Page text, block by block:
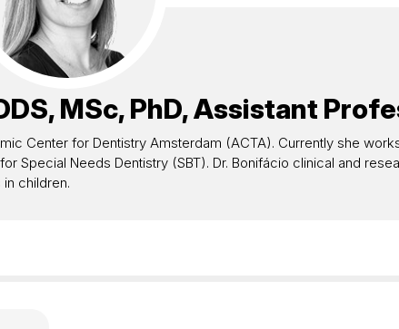
MSc, PhD, Assistant
Center for Dentistry Amsterdam (ACTA). Currently she
Special Needs Dentistry (SBT). Dr. Bonifácio clinical and
children.